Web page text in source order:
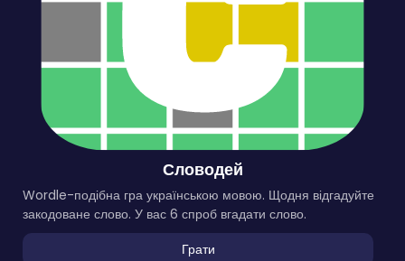
Словодей
Wordle-подібна гра українською мовою. Щодня відгадуйте
закодоване слово. У вас 6 спроб вгадати слово.
Грати